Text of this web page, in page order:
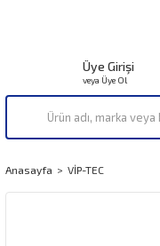
Üye Girişi
veya Üye Ol
Anasayfa VİP-TEC